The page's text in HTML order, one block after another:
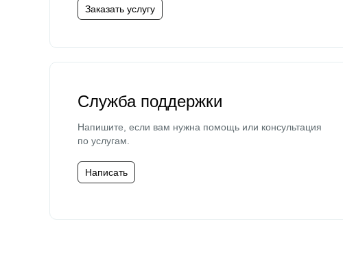
Заказать услугу
Служба поддержки
Напишите, если вам нужна помощь или консультация
по услугам.
Написать